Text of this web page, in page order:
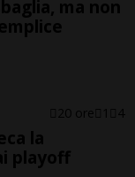
ma non
20 ore 1 4
la
playoff